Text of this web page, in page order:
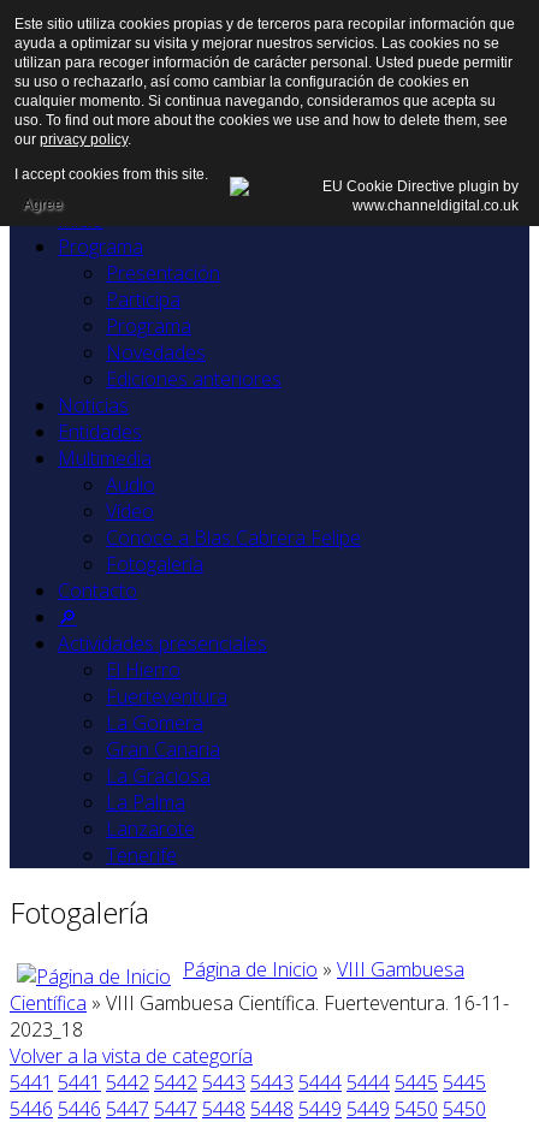
Inicio
Programa
Presentación
Participa
Programa
Novedades
Ediciones anteriores
Noticias
Entidades
Multimedia
Audio
Vídeo
Conoce a Blas Cabrera Felipe
Fotogalería
Contacto
🔎
Actividades presenciales
El Hierro
Fuerteventura
La Gomera
Gran Canaria
La Graciosa
La Palma
Lanzarote
Tenerife
Fotogalería
Página de Inicio » VIII Gambuesa
Científica » VIII Gambuesa Científica. Fuerteventura. 16-11-
2023_18
Volver a la vista de categoría
5441 5441 5442 5442 5443 5443 5444 5444 5445 5445
5446 5446 5447 5447 5448 5448 5449 5449 5450 5450
Este sitio utiliza cookies propias y de terceros para recopilar información que
ayuda a optimizar su visita y mejorar nuestros servicios. Las cookies no se
utilizan para recoger información de carácter personal. Usted puede permitir
su uso o rechazarlo, así como cambiar la configuración de cookies en
cualquier momento. Si continua navegando, consideramos que acepta su
uso. To find out more about the cookies we use and how to delete them, see
our privacy policy.
I accept cookies from this site.
Agree